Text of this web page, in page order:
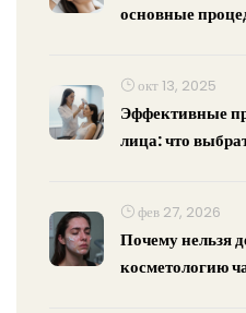
основные
окт 13, 2025
Эффективные
лица: что
фев 27, 2026
Почему нельзя
косметологию